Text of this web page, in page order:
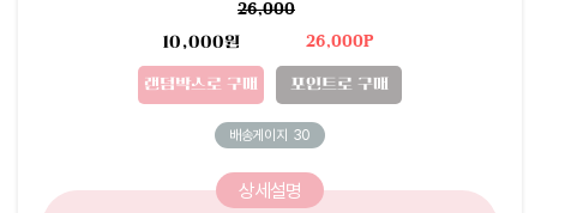
26,000
10,000원
랜덤박스로 구매
26,000P
포인트로 구매
배송게이지 30
상세설명